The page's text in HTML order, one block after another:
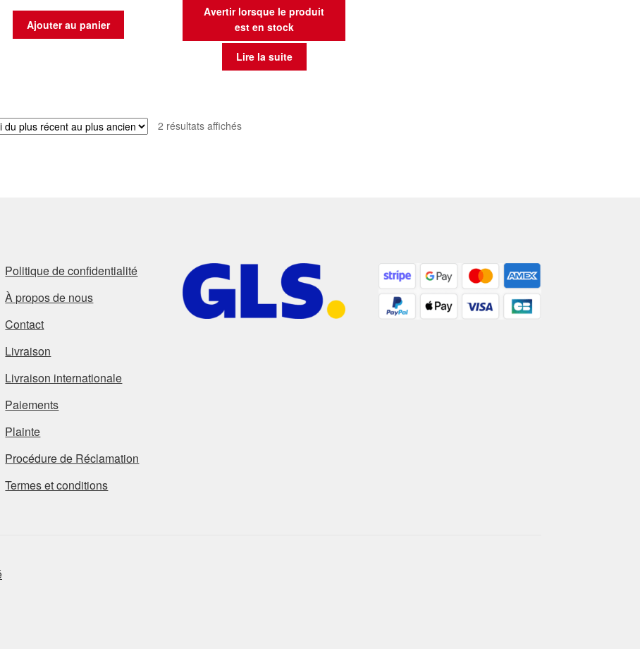
Ajouter au panier
Avertir lorsque le produit
est en stock
Lire la suite
2 résultats affichésTrié
Politique de confidentialité
À propos de nous
Contact
Livraison
Livraison internationale
Paiements
Plainte
Procédure de Réclamation
Termes et conditions